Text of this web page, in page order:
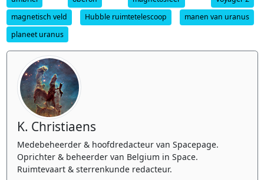
magnetisch veld
Hubble ruimtetelescoop
manen van uranus
planeet uranus
K. Christiaens
Medebeheerder & hoofdredacteur van Spacepage.
Oprichter & beheerder van Belgium in Space.
Ruimtevaart & sterrenkunde redacteur.